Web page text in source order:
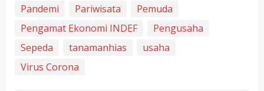
Pandemi
Pariwisata
Pemuda
Pengamat Ekonomi INDEF
Pengusaha
Sepeda
tanamanhias
usaha
Virus Corona